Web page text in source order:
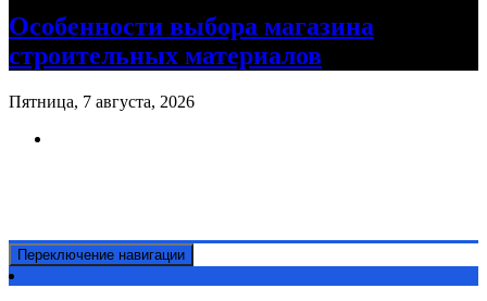
Особенности выбора магазина
строительных материалов
Пятница, 7 августа, 2026
Переключение навигации